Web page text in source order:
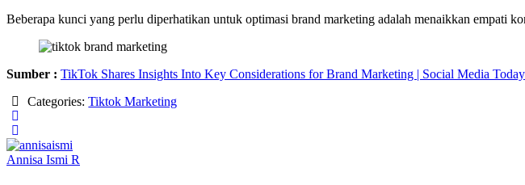
Beberapa kunci yang perlu diperhatikan untuk optimasi brand marketing adalah menaikkan empati
Sumber : TikTok Shares Insights Into Key Considerations for Brand Marketing | Social Media Today
Categories:Tiktok Marketing
Annisa Ismi R